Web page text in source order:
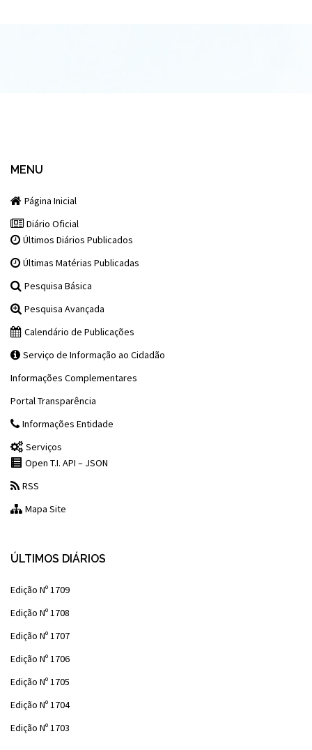
MENU
Página Inicial
Diário Oficial
Últimos Diários Publicados
Últimas Matérias Publicadas
Pesquisa Básica
Pesquisa Avançada
Calendário de Publicações
Serviço de Informação ao Cidadão
Informações Complementares
Portal Transparência
Informações Entidade
Serviços
Open T.I. API – JSON
RSS
Mapa Site
ÚLTIMOS DIÁRIOS
Edição Nº 1709
Edição Nº 1708
Edição Nº 1707
Edição Nº 1706
Edição Nº 1705
Edição Nº 1704
Edição Nº 1703